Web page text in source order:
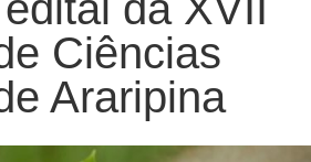
Ciências
Araripina